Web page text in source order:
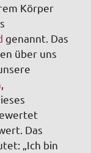
Körper
genannt. Das
über uns
Das
„Ich bin